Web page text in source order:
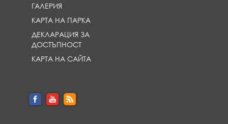
ГАЛЕРИЯ
КАРТА НА ПАРКА
ДЕКЛАРАЦИЯ ЗА
ДОСТЪПНОСТ
КАРТА НА САЙТА